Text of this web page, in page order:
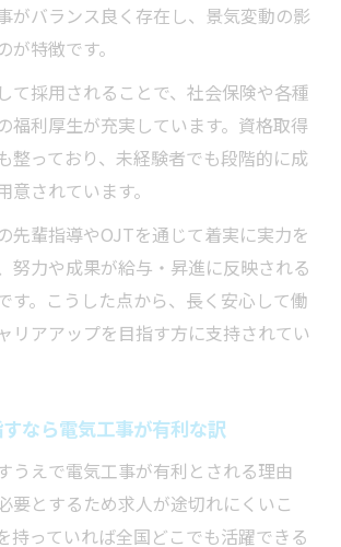
がバランス良く存在し、景気変動の影
特徴です。
て採用されることで、社会保険や各種
福利厚生が充実しています。資格取得
整っており、未経験者でも段階的に成
されています。
先輩指導やOJTを通じて着実に実力を
努力や成果が給与・昇進に反映される
す。こうした点から、長く安心して働
リアアップを目指す方に支持されてい
なら電気工事が有利な訳
うえで電気工事が有利とされる理由
要とするため求人が途切れにくいこ
持っていれば全国どこでも活躍できる